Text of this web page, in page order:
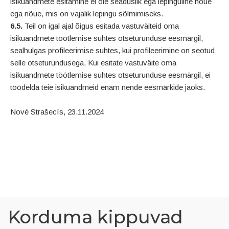
ega nõue, mis on vajalik lepingu sõlmimiseks.
6.5. Teil on igal ajal õigus esitada vastuväiteid oma
isikuandmete töötlemise suhtes otseturunduse eesmärgil,
sealhulgas profileerimise suhtes, kui profileerimine on seotud
selle otseturundusega. Kui esitate vastuväite oma
isikuandmete töötlemise suhtes otseturunduse eesmärgil, ei
töödelda teie isikuandmeid enam nende eesmärkide jaoks.
Nové Strašecís, 23.11.2024
Korduma kippuvad